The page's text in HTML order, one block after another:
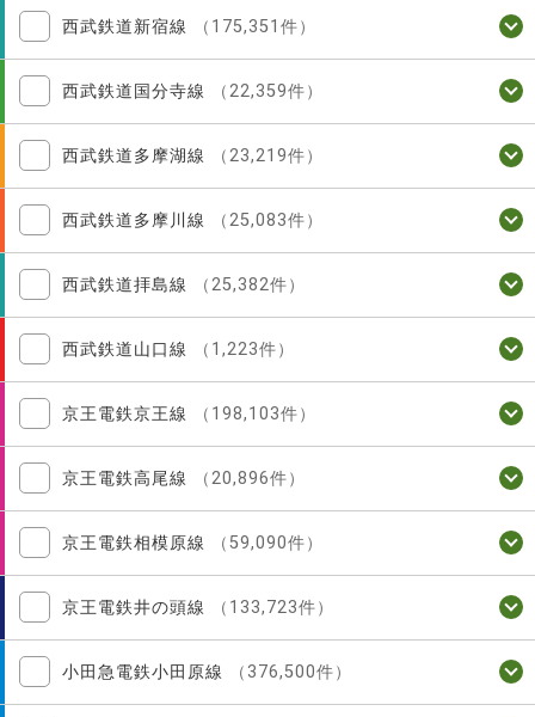
西武鉄道新宿線 （175,351件）
西武鉄道国分寺線 （22,359件）
西武鉄道多摩湖線 （23,219件）
西武鉄道多摩川線 （25,083件）
西武鉄道拝島線 （25,382件）
西武鉄道山口線 （1,223件）
京王電鉄京王線 （198,103件）
京王電鉄高尾線 （20,896件）
京王電鉄相模原線 （59,090件）
京王電鉄井の頭線 （133,723件）
小田急電鉄小田原線 （376,500件）